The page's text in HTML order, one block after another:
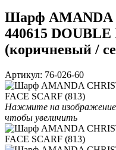
Шарф AMANDA
440615 DOUBLE
(коричневый /
Артикул: 76-026-60
Нажмите на изображение
чтобы увеличить